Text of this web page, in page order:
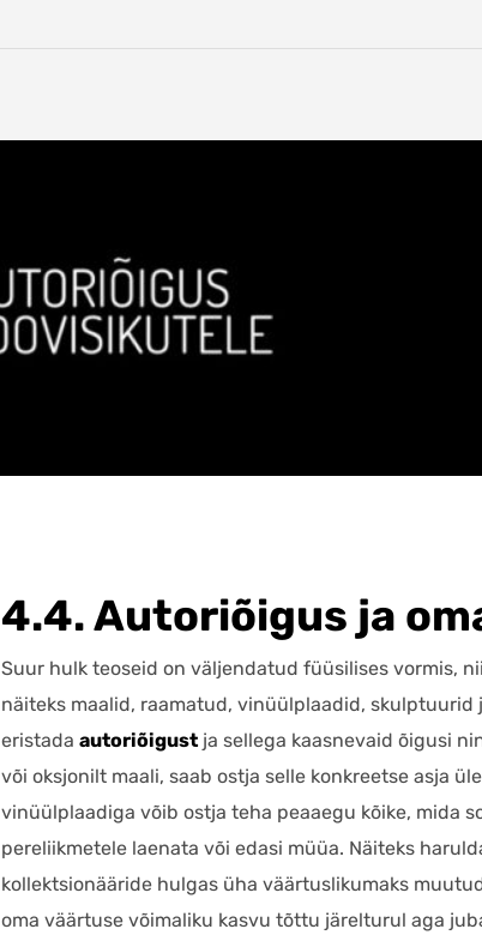
4.4. Autoriõigus ja
Suur hulk teoseid on väljendatud füüsilises vormis,
näiteks maalid, raamatud, vinüülplaadid,
eristada autoriõigust ja sellega kaasnevaid õigusi
või oksjonilt maali, saab ostja selle konkreetse asja
vinüülplaadiga võib ostja teha peaaegu kõike, mida
pereliikmetele laenata või edasi müüa. Näiteks
kollektsionääride hulgas üha väärtuslikumaks
oma väärtuse võimaliku kasvu tõttu järelturul aga